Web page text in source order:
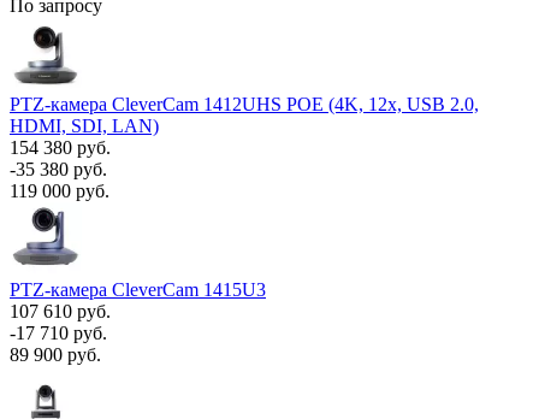
По запросу
PTZ-камера CleverCam 1412UHS POE (4K, 12x, USB 2.0,
HDMI, SDI, LAN)
154 380 руб.
-35 380 руб.
119 000 руб.
PTZ-камера CleverCam 1415U3
107 610 руб.
-17 710 руб.
89 900 руб.